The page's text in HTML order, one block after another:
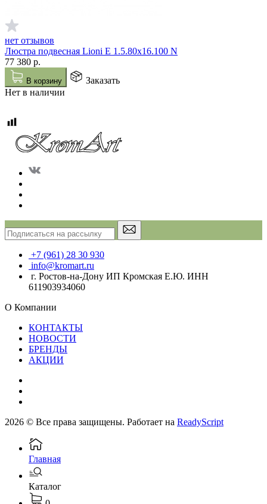
нет отзывов
Люстра подвесная Lioni E 1.5.80x16.100 N
77 380 р.
В корзину
Заказать
Нет в наличии
+7 (961) 28 30 930
info@kromart.ru
г. Ростов-на-Дону ИП Кромская Е.Ю. ИНН
611903934060
О Компании
КОНТАКТЫ
НОВОСТИ
БРЕНДЫ
АКЦИИ
2026 © Все права защищены. Работает на ReadyScript
Главная
Каталог